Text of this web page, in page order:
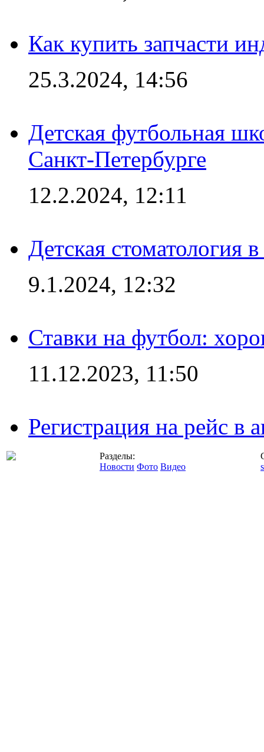
Как купить запчасти
25.3.2024, 14:56
Детская футбольная
Санкт-Петербурге
12.2.2024, 12:11
Детская стоматология
9.1.2024, 12:32
Ставки на футбол:
11.12.2023, 11:50
Регистрация на рейс в
Разделы:
Новости Фото Видео